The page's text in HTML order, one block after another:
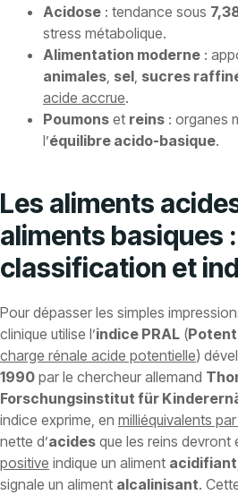
Acidose : tendance sous
stress métabolique.
Alimentation moderne :
animales sel sucres
acide accrue.
Poumons et reins : organes
l’équilibre acido-basique.
Les aliments
aliments basiques :
classification et
Pour dépasser les simples
clinique utilise l’indice PRAL (
charge rénale acide potentielle)
1990 par le chercheur allemand
Forschungsinstitut für
indice exprime, en milliéquivalents
nette d’acides que les reins devront
positive indique un aliment acidifiant
signale un aliment alcalinisant.